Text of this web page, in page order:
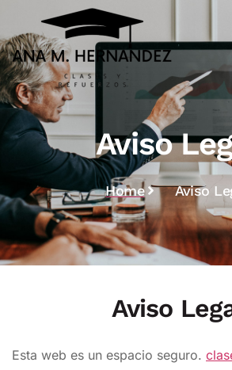
Aviso
Home Aviso
Aviso
Esta web es un espacio seguro.